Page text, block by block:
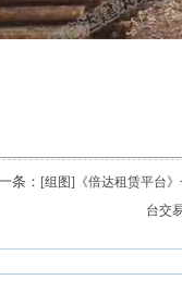
条： [组图]《倍达租赁平台
台交